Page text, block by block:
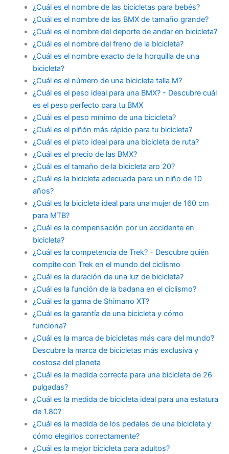
¿Cuál es el nombre de las bicicletas para bebés?
¿Cuál es el nombre de las BMX de tamaño grande?
¿Cuál es el nombre del deporte de andar en bicicleta?
¿Cuál es el nombre del freno de la bicicleta?
¿Cuál es el nombre exacto de la horquilla de una
bicicleta?
¿Cuál es el número de una bicicleta talla M?
¿Cuál es el peso ideal para una BMX? - Descubre cuál
es el peso perfecto para tu BMX
¿Cuál es el peso mínimo de una bicicleta?
¿Cuál es el piñón más rápido para tu bicicleta?
¿Cuál es el plato ideal para una bicicleta de ruta?
¿Cuál es el precio de las BMX?
¿Cuál es el tamaño de la bicicleta aro 20?
¿Cuál es la bicicleta adecuada para un niño de 10
años?
¿Cuál es la bicicleta ideal para una mujer de 160 cm
para MTB?
¿Cuál es la compensación por un accidente en
bicicleta?
¿Cuál es la competencia de Trek? - Descubre quién
compite con Trek en el mundo del ciclismo
¿Cuál es la duración de una luz de bicicleta?
¿Cuál es la función de la badana en el ciclismo?
¿Cuál es la gama de Shimano XT?
¿Cuál es la garantía de una bicicleta y cómo
funciona?
¿Cuál es la marca de bicicletas más cara del mundo?
Descubre la marca de bicicletas más exclusiva y
costosa del planeta
¿Cuál es la medida correcta para una bicicleta de 26
pulgadas?
¿Cuál es la medida de bicicleta ideal para una estatura
de 1.80?
¿Cuál es la medida de los pedales de una bicicleta y
cómo elegirlos correctamente?
¿Cuál es la mejor bicicleta para adultos?